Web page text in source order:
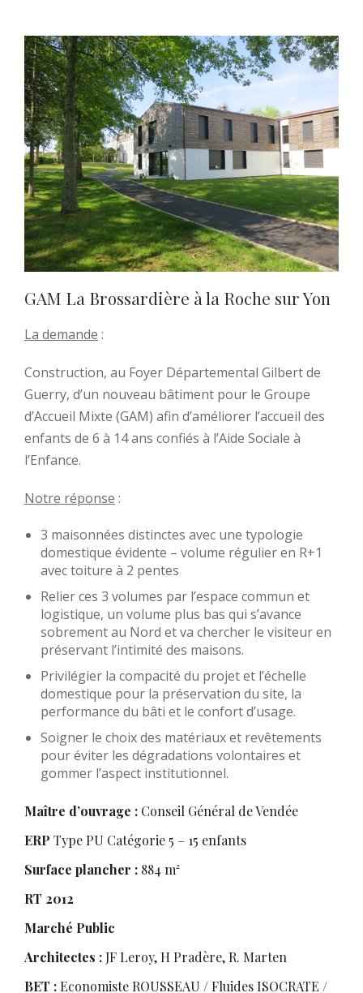
GAM La Brossardière à la Roche sur Yon
La demande :
Construction, au Foyer Départemental Gilbert de
Guerry, d’un nouveau bâtiment pour le Groupe
d’Accueil Mixte (GAM) afin d’améliorer l’accueil des
enfants de 6 à 14 ans confiés à l’Aide Sociale à
l’Enfance.
Notre réponse :
3 maisonnées distinctes avec une typologie
domestique évidente – volume régulier en R+1
avec toiture à 2 pentes
Relier ces 3 volumes par l’espace commun et
logistique, un volume plus bas qui s’avance
sobrement au Nord et va chercher le visiteur en
préservant l’intimité des maisons.
Privilégier la compacité du projet et l’échelle
domestique pour la préservation du site, la
performance du bâti et le confort d’usage.
Soigner le choix des matériaux et revêtements
pour éviter les dégradations volontaires et
gommer l’aspect institutionnel.
Maître d’ouvrage : Conseil Général de Vendée
ERP Type PU Catégorie 5 – 15 enfants
Surface plancher : 884 m²
RT 2012
Marché Public
Architectes : JF Leroy, H Pradère, R. Marten
BET :Economiste ROUSSEAU / Fluides ISOCRATE /